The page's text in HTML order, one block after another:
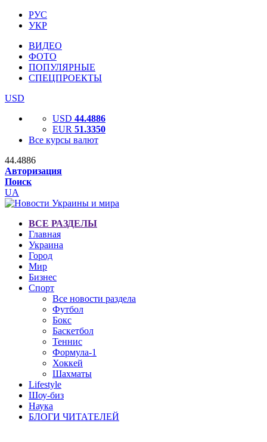
РУС
УКР
ВИДЕО
ФОТО
ПОПУЛЯРНЫЕ
СПЕЦПРОЕКТЫ
USD
USD 44.4886
EUR 51.3350
Все курсы валют
44.4886
Авторизация
Поиск
UA
ВСЕ РАЗДЕЛЫ
Главная
Украина
Город
Мир
Бизнес
Спорт
Все новости раздела
Футбол
Бокс
Баскетбол
Теннис
Формула-1
Хоккей
Шахматы
Lifestyle
Шоу-биз
Наука
БЛОГИ ЧИТАТЕЛЕЙ